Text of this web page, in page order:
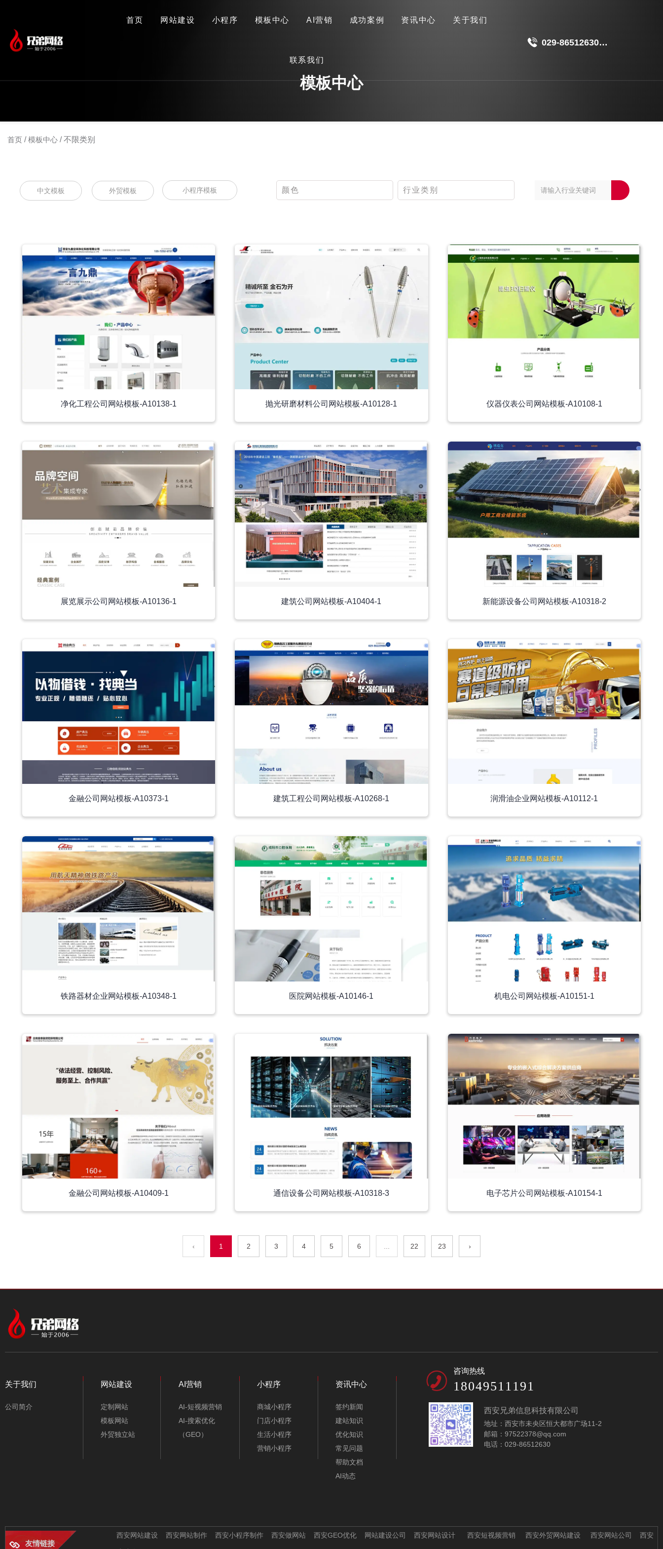
首页 网站建设 小程序 模板中心 AI营销 成功案例 资讯中心 关于我们
联系我们
029-86512630
首页 关于我们 网站建设 小程序 模板中心
模板中心
首页 /模板中心 /不限类别
中文模板 外贸模板 小程序模板 颜色 行业类别
净化工程公司网站模板-A10138-1 抛光研磨材料公司网站模板-A10128-1 仪器仪表公司网站模板-A10108-1
展览展示公司网站模板-A10136-1 建筑公司网站模板-A10404-1 新能源设备公司网站模板-A10318-2
金融公司网站模板-A10373-1 建筑工程公司网站模板-A10268-1 润滑油企业网站模板-A10112-1
铁路器材企业网站模板-A10348-1 医院网站模板-A10146-1 机电公司网站模板-A10151-1
金融公司网站模板-A10409-1 通信设备公司网站模板-A10318-3 电子芯片公司网站模板-A10154-1
‹ 1 2 3 4 5 6 ... 22 23 ›
中文模板
外贸模板
颜色
不限类别
房产/建筑/装修
板-A10138-1
站模板-A10128-1
板-A10108-1
展览展示公司网站模
关于我们
公司简介
网站建设
定制网站
模板网站
外贸独立站
AI营销
AI-短视频营销
AI-搜索优化
（GEO）
小程序
商城小程序
门店小程序
生活小程序
营销小程序
资讯中心
签约新闻
建站知识
优化知识
常见问题
帮助文档
AI动态
咨询热线
18049511191
西安兄弟信息科技有限公司
地址：西安市未央区恒大都市广场11-2
邮箱：97522378@qq.com
电话：029-86512630
友情链接
西安网站建设 西安网站制作 西安小程序制作 西安做网站 西安GEO优化 网站建设公司 西安网站设计 西安短视频营销 西安外贸网站建设 西安网站公司 西安